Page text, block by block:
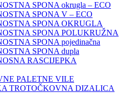
SPONA okrugla – ECO
SPONA V – ECO
SPONA OKRUGLA
SPONA POLUKRUŽNA
SPONA pojedinačna
SPONA dupla
RASCIJEPKA
PALETNE VILE
TROTOČKOVNA DIZALICA